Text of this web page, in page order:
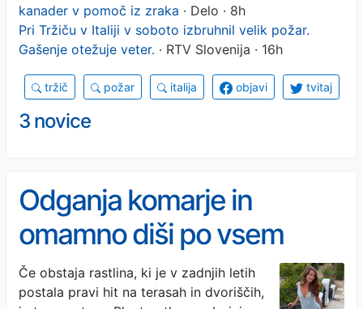
kanader v pomoč iz zraka · Delo · 8h
Pri Tržiču v Italiji v soboto izbruhnil velik požar.
Gašenje otežuje veter. · RTV Slovenija · 16h
tržič požar italija objavi tvitaj
3 novice
Odganja komarje in
omamno diši po vsem
dvorišču: najbolj uporabna
rastina, ki bi jo moral imeti
Če obstaja rastlina, ki je v zadnjih letih
postala pravi hit na terasah in dvoriščih,